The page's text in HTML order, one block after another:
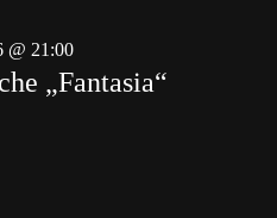
@ 21:00
„Fantasia“